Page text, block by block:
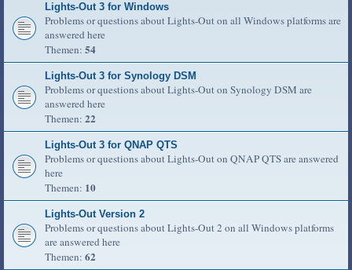
Lights-Out 3 for Windows
Problems or questions about Lights-Out on all Windows platforms are
answered here
Themen: 54
Lights-Out 3 for Synology DSM
Problems or questions about Lights-Out on Synology DSM are
answered here
Themen: 22
Lights-Out 3 for QNAP QTS
Problems or questions about Lights-Out on QNAP QTS are answered
here
Themen: 10
Lights-Out Version 2
Problems or questions about Lights-Out 2 on all Windows platforms
are answered here
Themen: 62